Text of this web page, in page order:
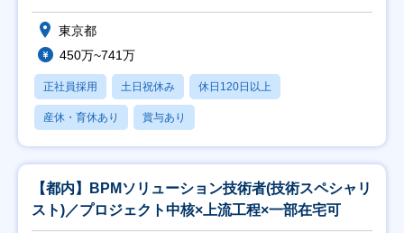
東京都
450万~741万
正社員採用 土日祝休み 休日120日以上
産休・育休あり 賞与あり
【都内】BPMソリューション技術者(技術スペシャリ
スト)／プロジェクト中核×上流工程×一部在宅可